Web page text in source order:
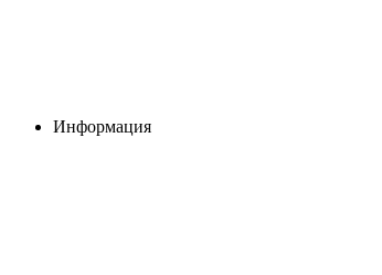
Информация